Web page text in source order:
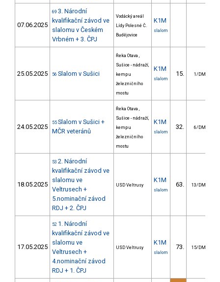
07.06.2025
69 3. Národní
kvalifikační závod ve
slalomu v Českém
Vrbném + 3. ČPJ
Vodácký areál
Lídy Polesné Č.
Budějovice
K1M
slalom
25.05.2025 56 Slalom v Sušici
Řeka Otava ,
Sušice - nádraží,
kemp u
železničního
mostu
K1M
slalom
15. 1/DM
24.05.2025
55 Slalom v Sušici +
MČR veteránů
Řeka Otava ,
Sušice - nádraží,
kemp u
železničního
mostu
K1M
slalom
32. 6/DM
18.05.2025
53 2. Národní
kvalifikační závod ve
slalomu ve
Veltrusech +
5.nominační závod
RDJ + 2. ČPJ
USD Veltrusy
K1M
slalom
63. 13/DM
17.05.2025
52 1. Národní
kvalifikační závod ve
slalomu ve
Veltrusech +
4.nominační závod
RDJ + 1. ČPJ
USD Veltrusy
K1M
slalom
73. 15/DM